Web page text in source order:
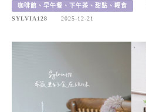
咖啡館、早午餐、下午茶、甜點、輕食
SYLVIA128
2025-12-21